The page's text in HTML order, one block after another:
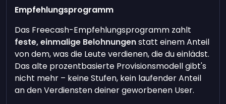
Empfehlungsprogramm
Das Freecash-Empfehlungsprogramm zahlt
feste, einmalige Belohnungenstatt einem Anteil
von dem, was die Leute verdienen, die du einlädst.
Das alte prozentbasierte Provisionsmodell gibt's
nicht mehr – keine Stufen, kein laufender Anteil
an den Verdiensten deiner geworbenen User.